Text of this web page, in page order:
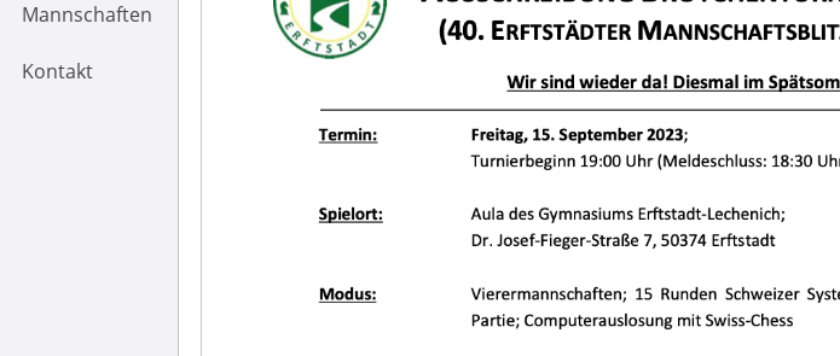
Mannschaften
Kontakt